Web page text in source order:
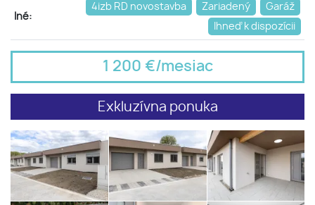
Iné:
4izb RD novostavba Zariadený
Garáž
Ihneď k dispozícii
1 200 €/mesiac
Exkluzívna ponuka